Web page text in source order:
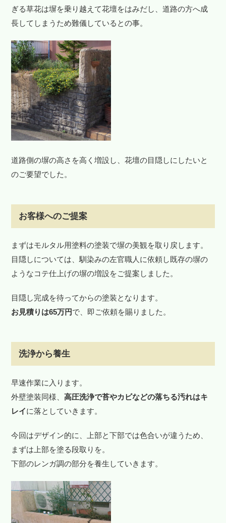
ぎる草花は塀を乗り越えて花壇をはみだし、道路の方へ成
長してしまうため難儀しているとの事。
道路側の塀の高さを高く増設し、花壇の目隠しにしたいと
のご要望でした。
お客様へのご提案
まずはモルタル用塗料の塗装で塀の美観を取り戻します。
目隠しについては、馴染みの左官職人に依頼し既存の塀の
ようなコテ仕上げの塀の増設をご提案しました。
目隠し完成を待ってからの塗装となります。
お見積りは65万円で、即ご依頼を賜りました。
洗浄から養生
早速作業に入ります。
外壁塗装同様、高圧洗浄で苔やカビなどの落ちる汚れはキ
レイに落としていきます。
今回はデザイン的に、上部と下部では色合いが違うため、
まずは上部を塗る段取りを。
下部のレンガ調の部分を養生していきます。